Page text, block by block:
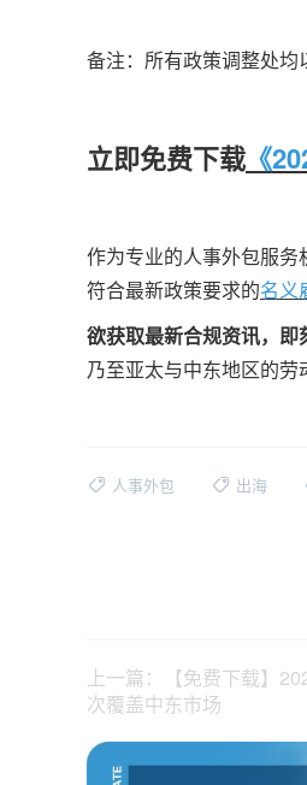
备注：所有政策调整处均
立即免费下载 《
作为专业的人事外包服
符合最新政策要求的名义
欲获取最新合规资讯，即
乃至亚太与中东地区的劳
人事外包 出海
上一篇：【免费下载】
次覆盖中东市场